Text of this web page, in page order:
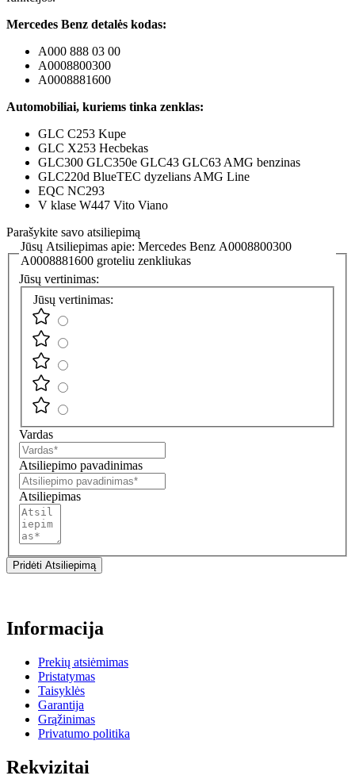
Mercedes Benz detalės kodas:
A000 888 03 00
A0008800300
A0008881600
Automobiliai, kuriems tinka zenklas:
GLC C253 Kupe
GLC X253 Hecbekas
GLC300 GLC350e GLC43 GLC63 AMG benzinas
GLC220d BlueTEC dyzelians AMG Line
EQC NC293
V klase W447 Vito Viano
Parašykite savo atsiliepimą
Jūsų Atsiliepimas apie: Mercedes Benz A0008800300
A0008881600 groteliu zenkliukas
Jūsų vertinimas:
Jūsų vertinimas:
Vardas
Atsiliepimo pavadinimas
Atsiliepimas
Pridėti Atsiliepimą
Informacija
Prekių atsiėmimas
Pristatymas
Taisyklės
Garantija
Grąžinimas
Privatumo politika
Rekvizitai